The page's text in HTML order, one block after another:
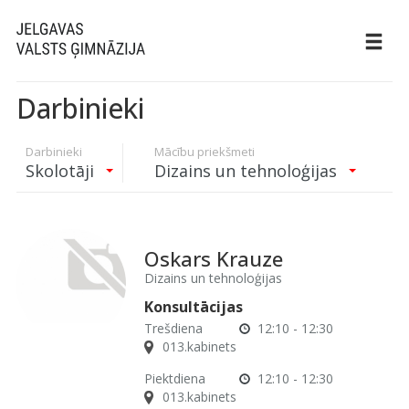
Darbinieki
Darbinieki
Skolotāji
Mācību priekšmeti
Dizains un tehnoloģijas
Oskars Krauze
Dizains un tehnoloģijas
Konsultācijas
Trešdiena
12:10 - 12:30
013.kabinets
Piektdiena
12:10 - 12:30
013.kabinets